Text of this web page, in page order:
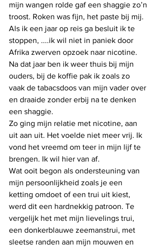
mijn wangen rolde gaf een shaggie zo’n
troost. Roken was fijn, het paste bij mij.
Als ik een jaar op reis ga besluit ik te
stoppen, ....ik wil niet in paniek door
Afrika zwerven opzoek naar nicotine.
Na dat jaar ben ik weer thuis bij mijn
ouders, bij de koffie pak ik zoals zo
vaak de tabacsdoos van mijn vader over
en draaide zonder erbij na te denken
een shaggie.
Zo ging mijn relatie met nicotine, aan
uit aan uit. Het voelde niet meer vrij. Ik
vond het vreemd om teer in mijn lijf te
brengen. Ik wil hier van af.
Wat ooit begon als ondersteuning van
mijn persoonlijkheid zoals je een
ketting omdoet of een trui uit kiest,
werd dit een hardnekkig patroon. Te
vergelijk het met mijn lievelings trui,
een donkerblauwe zeemanstrui, met
sleetse randen aan mijn mouwen en